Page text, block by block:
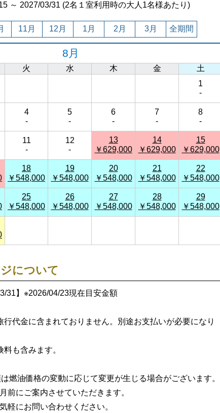
～ 2027/03/31 (2名１室利用時の大人1名様あたり)
11月 12月 1月 2月 3月 全期間
8月
火 水 木 金
土
1
-
4
-
5
-
6
-
7
-
8
-
11
-
12
-
13
￥629,000
14
￥629,000
15
￥629,000
18
￥548,000
19
￥548,000
20
￥548,000
21
￥548,000
22
￥548,000
25
￥548,000
26
￥548,000
27
￥548,000
28
￥548,000
29
￥548,000
について
31】※2026/04/23現在目安金額
行代金に含まれておりません。別途お支払いが必要になり
も含みます。
燃油価格の変動に応じて変更が生じる場合がございます。
前にご案内させていただきます。
軽にお問い合わせください。